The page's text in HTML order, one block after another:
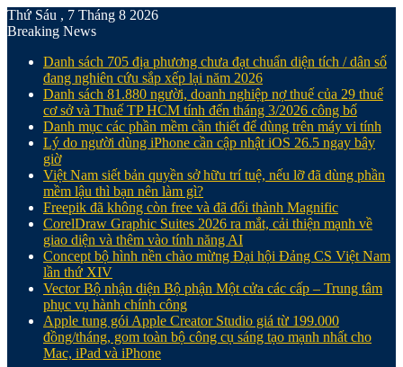
Thứ Sáu , 7 Tháng 8 2026
Breaking News
Danh sách 705 địa phương chưa đạt chuẩn diện tích / dân số
đang nghiên cứu sắp xếp lại năm 2026
Danh sách 81.880‬ người, doanh nghiệp nợ thuế của 29 thuế
cơ sở và Thuế TP HCM tính đến tháng 3/2026 công bố
Danh mục các phần mềm cần thiết để dùng trên máy vi tính
Lý do người dùng iPhone cần cập nhật iOS 26.5 ngay bây
giờ
Việt Nam siết bản quyền sở hữu trí tuệ, nếu lỡ đã dùng phần
mềm lậu thì bạn nên làm gì?
Freepik đã không còn free và đã đổi thành Magnific
CorelDraw Graphic Suites 2026 ra mắt, cải thiện mạnh về
giao diện và thêm vào tính năng AI
Concept bộ hình nền chào mừng Đại hội Đảng CS Việt Nam
lần thứ XIV
Vector Bộ nhận diện Bộ phận Một cửa các cấp – Trung tâm
phục vụ hành chính công
Apple tung gói Apple Creator Studio giá từ 199.000
đồng/tháng, gom toàn bộ công cụ sáng tạo mạnh nhất cho
Mac, iPad và iPhone